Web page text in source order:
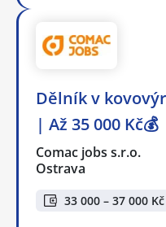
Dělník v
| Až 35 000 Kč💰
Comac jobs s.r.o.
Ostrava
33 000 – 37 000 Kč